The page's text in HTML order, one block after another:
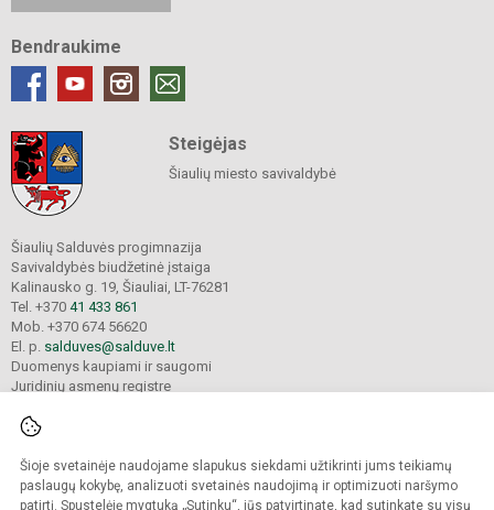
Šioje svetainėje naudojame slapukus siekdami užtikrinti jums teikiamų
paslaugų kokybę, analizuoti svetainės naudojimą ir optimizuoti naršymo
patirtį. Spustelėję mygtuką „Sutinku“, jūs patvirtinate, kad sutinkate su visų
Bendraukime
Steigėjas
Šiaulių miesto savivaldybė
Šiaulių Salduvės progimnazija
Savivaldybės biudžetinė įstaiga
Kalinausko g. 19, Šiauliai, LT-76281
Tel. +370 41 433 861
Mob. +370 674 56620
El. p. salduves@salduve.lt
Duomenys kaupiami ir saugomi
Juridinių asmenų registre
© 2026. Šiaulių Salduvės progimnazija. Visos teisės saugomos.
Kopijuoti turinį be raštiško įstaigos administracijos sutikimo griežtai draudžiama.